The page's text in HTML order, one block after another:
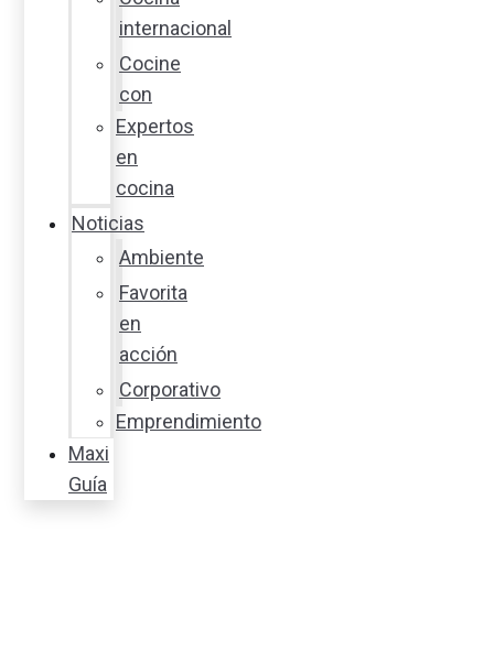
internacional
Cocine
con
Expertos
en
cocina
Noticias
Ambiente
Favorita
en
acción
Corporativo
Emprendimiento
Maxi
Guía